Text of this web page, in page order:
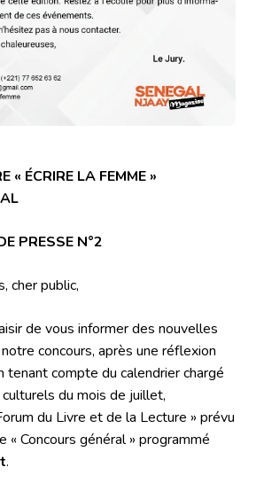
« ÉCRIRE LA FEMME »
PRESSE N°2
cher public,
de vous informer des nouvelles
concours, après une réflexion
tenant compte du calendrier chargé
du mois de juillet,
du Livre et de la Lecture » prévu
« Concours général » programmé
.